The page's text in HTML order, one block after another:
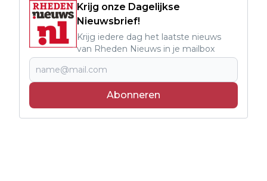
Krijg onze Dagelijkse
Nieuwsbrief!
Krijg iedere dag het laatste nieuws
van Rheden Nieuws in je mailbox
Abonneren